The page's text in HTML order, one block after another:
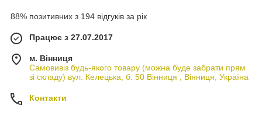
88% позитивних з 194 відгуків за рік
Працює з 27.07.2017
м. Вінниця
Самовивіз будь-якого товару (можна буде забрати прям
зі складу) вул. Келецька, б. 50 Вінниця , Вінниця, Україна
Контакти